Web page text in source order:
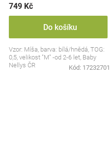
749 Kč
Do košíku
Vzor: Míša, barva: bílá/hnědá, TOG:
0,5, velikost "M" -od 2-6 let, Baby
Nellys ČR
Kód: 17232701